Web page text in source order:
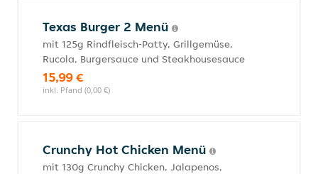
Texas Burger 2 Menü
mit 125g Rindfleisch-Patty, Grillgemüse,
Rucola, Burgersauce und Steakhousesauce
15,99 €
inkl. Pfand (0,00 €)
Crunchy Hot Chicken Menü
mit 130g Crunchy Chicken, Jalapenos,